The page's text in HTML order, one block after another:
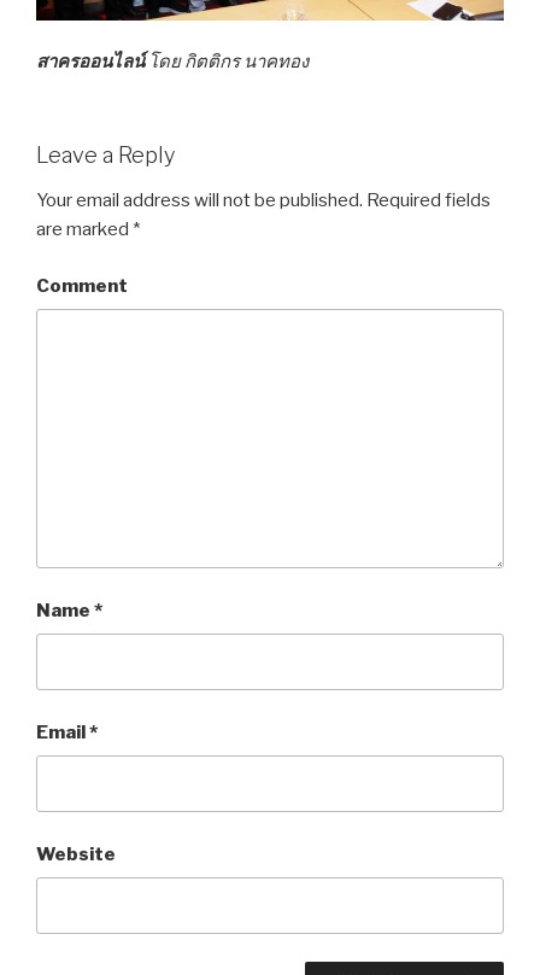
สาครออนไลน์ โดย กิตติกร นาคทอง
Leave a Reply
Your email address will not be published. Required fields
are marked *
Comment
Name *
Email*
Website